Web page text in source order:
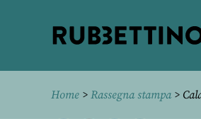
Home > Rassegna stampa>